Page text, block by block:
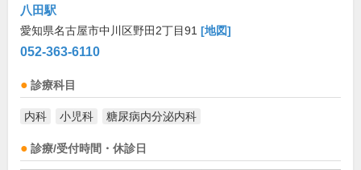
八田駅
愛知県名古屋市中川区野田2丁目91 [地図]
052-363-6110
診療科目
内科 小児科 糖尿病内分泌内科
診療/受付時間・休診日